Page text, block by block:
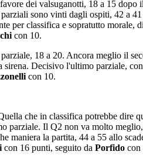
dei valsuganotti, 18 a 15
sono vinti dagli ospiti, 42 a
per classifica e sopratutto morale,
con 10.
18 a 20. Ancora meglio il
Decisivo l'ultimo parziale,
con 10.
che in classifica potrebbe dire
parziale. Il Q2 non va molto
maniera la partita, 44 a 55 allo
con 16 punti, seguito da Porfido con